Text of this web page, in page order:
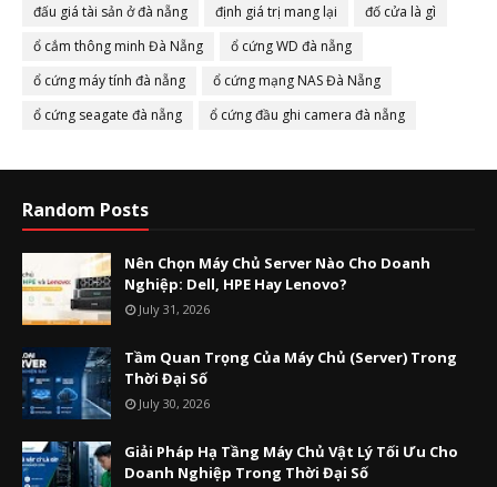
đấu giá tài sản ở đà nẵng
định giá trị mang lại
đố cửa là gì
ổ cắm thông minh Đà Nẵng
ổ cứng WD đà nẵng
ổ cứng máy tính đà nẵng
ổ cứng mạng NAS Đà Nẵng
ổ cứng seagate đà nẵng
ổ cứng đầu ghi camera đà nẵng
Random Posts
Nên Chọn Máy Chủ Server Nào Cho Doanh
Nghiệp: Dell, HPE Hay Lenovo?
July 31, 2026
Tầm Quan Trọng Của Máy Chủ (Server) Trong
Thời Đại Số
July 30, 2026
Giải Pháp Hạ Tầng Máy Chủ Vật Lý Tối Ưu Cho
Doanh Nghiệp Trong Thời Đại Số